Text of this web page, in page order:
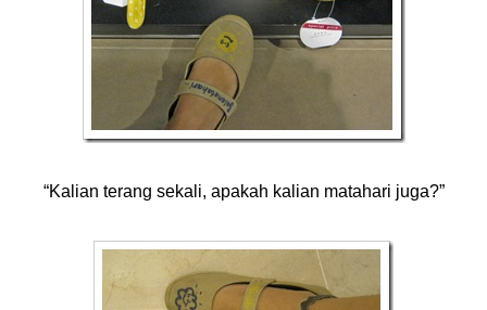
“Kalian terang sekali, apakah kalian matahari juga?”